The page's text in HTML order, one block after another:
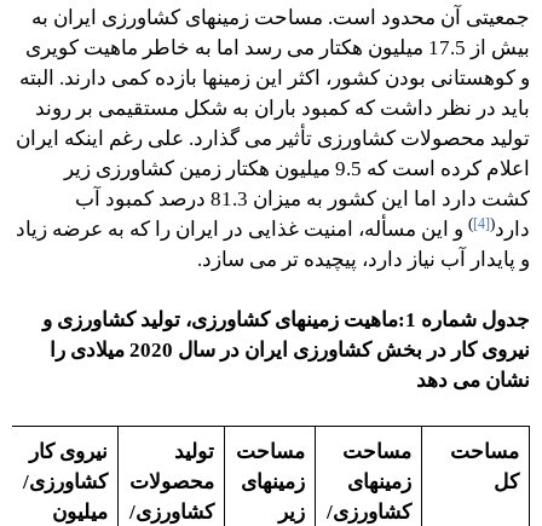
جمعیتی آن محدود است. مساحت زمینهای کشاورزی ایران به
بیش از 17.5 میلیون هکتار می رسد اما به خاطر ماهیت کویری
و کوهستانی بودن کشور، اکثر این زمینها بازده کمی دارند. البته
باید در نظر داشت که کمبود باران به شکل مستقیمی بر روند
تولید محصولات کشاورزی تأثیر می گذارد. علی رغم اینکه ایران
اعلام کرده است که 9.5 میلیون هکتار زمین کشاورزی زیر
کشت دارد اما این کشور به میزان 81.3 درصد کمبود آب
دارد(
[4]
) و این مسأله، امنیت غذایی در ایران را که به عرضه زیاد
و پایدار آب نیاز دارد، پیچیده تر می سازد.
جدول شماره 1:ماهیت زمینهای کشاورزی، تولید کشاورزی و
نیروی کار در بخش کشاورزی ایران در سال 2020 میلادی را
نشان می دهد
مساحت
کل
مساحت
زمینهای
کشاورزی/
مساحت
زمینهای
زیر
تولید
محصولات
کشاورزی/
نیروی کار
کشاورزی/
میليون